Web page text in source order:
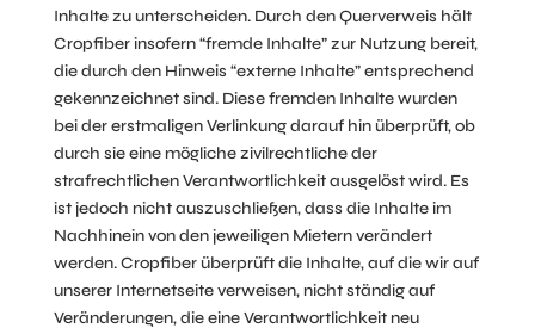
Inhalte zu unterscheiden. Durch den Querverweis hält
Cropfiber insofern “fremde Inhalte” zur Nutzung bereit,
die durch den Hinweis “externe Inhalte” entsprechend
gekennzeichnet sind. Diese fremden Inhalte wurden
bei der erstmaligen Verlinkung darauf hin überprüft, ob
durch sie eine mögliche zivilrechtliche der
strafrechtlichen Verantwortlichkeit ausgelöst wird. Es
ist jedoch nicht auszuschließen, dass die Inhalte im
Nachhinein von den jeweiligen Mietern verändert
werden. Cropfiber überprüft die Inhalte, auf die wir auf
unserer Internetseite verweisen, nicht ständig auf
Veränderungen, die eine Verantwortlichkeit neu